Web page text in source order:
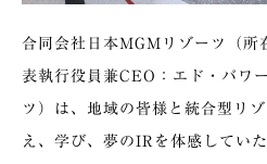
合同会社日本MGMリゾーツ（所
表執行役員兼CEO：エド・バワ
ツ）は、地域の皆様と統合型リ
え、学び、夢のIRを体感してい